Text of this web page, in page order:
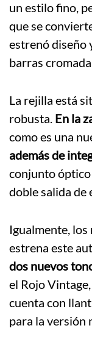
un estilo fino,
que se
estrenó diseño
barras
La rejilla está
robusta. En la
como es una
además de
conjunto
doble salida de
Igualmente,
estrena este
dos nuevos
el Rojo Vintage,
cuenta con
para la versión